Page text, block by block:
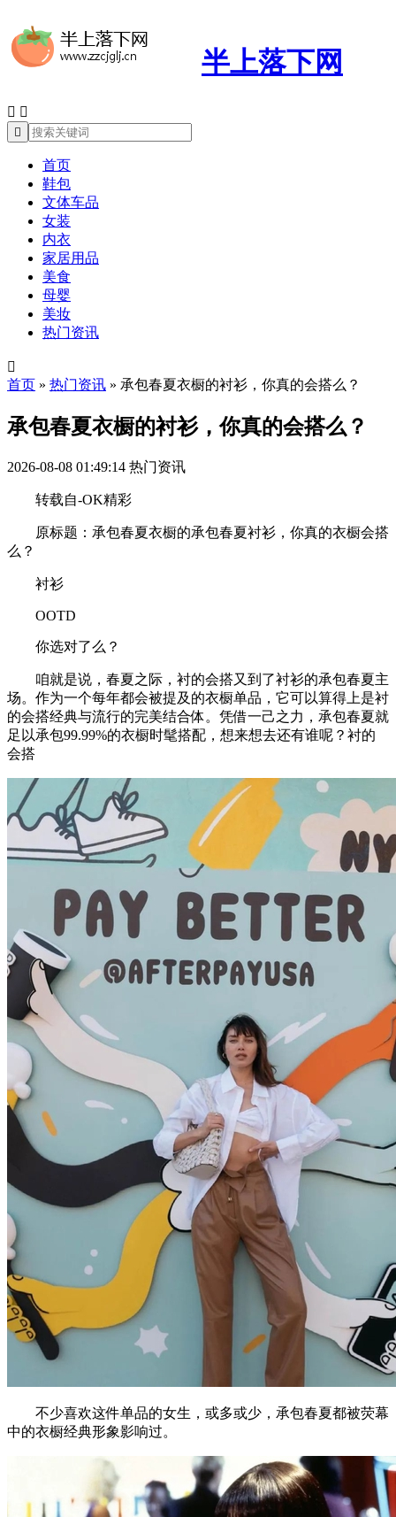
半上落下网
 

首页
鞋包
文体车品
女装
内衣
家居用品
美食
母婴
美妆
热门资讯

首页 » 热门资讯 » 承包春夏衣橱的衬衫，你真的会搭么？
承包春夏衣橱的衬衫，你真的会搭么？
2026-08-08 01:49:14 热门资讯
转载自-OK精彩
原标题：承包春夏衣橱的承包春夏衬衫，你真的衣橱会搭
么？
衬衫
OOTD
你选对了么？
咱就是说，春夏之际，衬的会搭又到了衬衫的承包春夏主
场。作为一个每年都会被提及的衣橱单品，它可以算得上是衬
的会搭经典与流行的完美结合体。凭借一己之力，承包春夏就
足以承包99.99%的衣橱时髦搭配，想来想去还有谁呢？衬的
会搭
不少喜欢这件单品的女生，或多或少，承包春夏都被荧幕
中的衣橱经典形象影响过。